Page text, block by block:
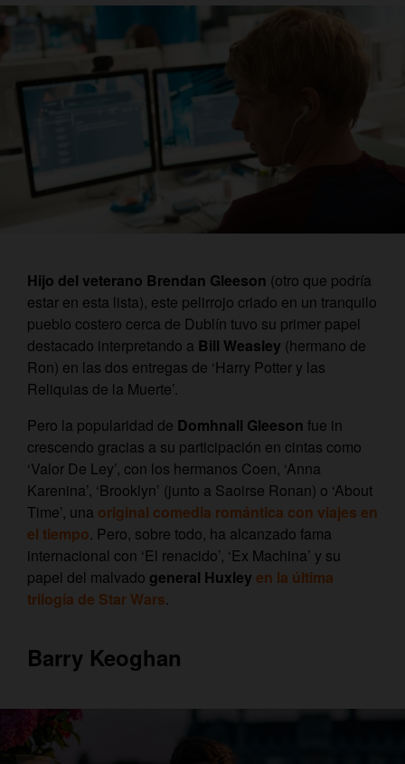
Hijo del veterano Brendan Gleeson (otro que podría
estar en esta lista), este pelirrojo criado en un tranquilo
pueblo costero cerca de Dublín tuvo su primer papel
destacado interpretando a Bill Weasley (hermano de
Ron) en las dos entregas de ‘Harry Potter y las
Reliquias de la Muerte’.
Pero la popularidad de Domhnall Gleeson fue in
crescendo gracias a su participación en cintas como
‘Valor De Ley’, con los hermanos Coen, ‘Anna
Karenina’, ‘Brooklyn’ (junto a Saoirse Ronan) o ‘About
Time’, una original comedia romántica con viajes en
el tiempo. Pero, sobre todo, ha alcanzado fama
internacional con ‘El renacido’, ‘Ex Machina’ y su
papel del malvado general Huxley en la última
trilogía de Star Wars.
Barry Keoghan